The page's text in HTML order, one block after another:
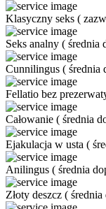
Klasyczny seks (
Seks analny ( średnia
Cunnilingus ( średnia
Fellatio bez
Całowanie ( średnia
Ejakulacja w usta (
Anilingus ( średnia
Złoty deszcz ( średnia